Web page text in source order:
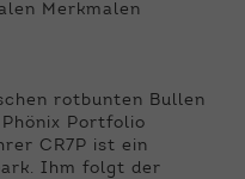
Merkmalen
rotbunten Bullen
Portfolio
CR7P ist ein
Ihm folgt der